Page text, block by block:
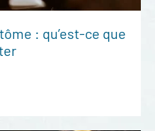
: qu’est-ce que